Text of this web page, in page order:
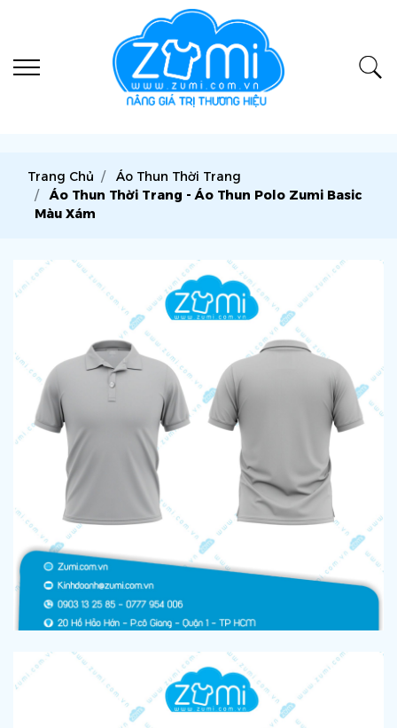
Trang Chủ
Áo Thun Thời Trang
Áo Thun Thời Trang - Áo Thun Polo Zumi Basic
Màu Xám